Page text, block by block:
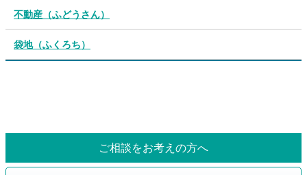
不動産（ふどうさん）
袋地（ふくろち）
ご相談をお考えの方へ